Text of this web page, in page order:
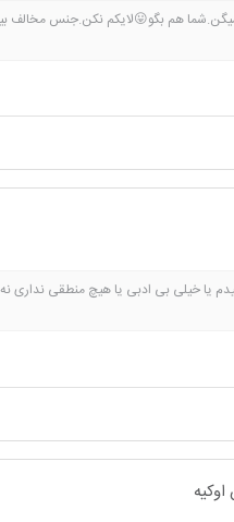
هم بگو😛لایکم نکن.جنس مخالف
یا خیلی بی ادبی یا هیچ منطقی نداری